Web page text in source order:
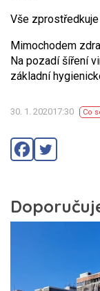
Vše
Mimochodem
Na pozadí šíření
základní
30. 1. 202017:30 Co